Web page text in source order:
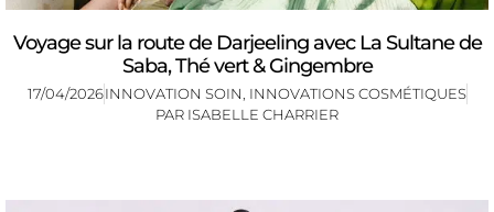
Voyage sur la route de Darjeeling avec La Sultane de
Saba, Thé vert & Gingembre
17/04/2026INNOVATION SOIN INNOVATIONS COSMÉTIQUES
PAR ISABELLE CHARRIER